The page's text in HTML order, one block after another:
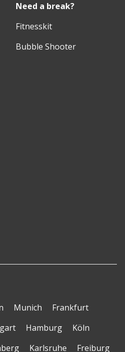
Need a break?
Fitnesskit
Bubble Shooter
Munich
Frankfurt
Hamburg
Köln
Karlsruhe Freiburg